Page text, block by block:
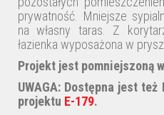
prywatność. Mniejsze
na własny taras. Z
łazienka wyposażona w
Projekt jest pomniejszoną
UWAGA: Dostępna jest też
projektu E-179.